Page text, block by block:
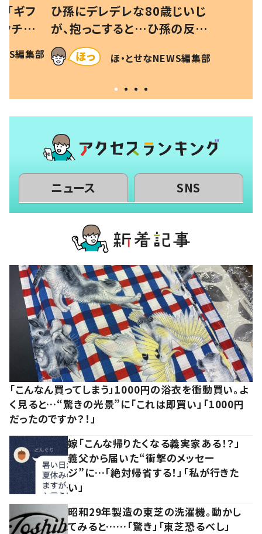
ギフ
チ給
は #令
編集部
ひ孫にデレデレな80歳じいじ
が、抱っこすると…ひ孫の反応
に「涙が出ました」「可愛くて仕
方ない」
ほ・とせなNEWS編集部
ニュース SNS
「こんなん買ってしまう」1000円の浴衣を衝動買い。よ
く見ると…“驚きの光景”に「これは即買い」「1000円
だったのですか？！」
嫁「こんな帰りたくなる義実家ある！？」
義父から届いた“衝撃のメッセー
ジ”に…「絶対帰省する！」「私が行きた
い」
昭和29年製造の東芝の洗濯機。動かし
てみると……「驚き」「東芝恐るべし」